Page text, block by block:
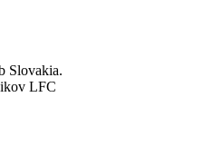
Slovakia.
LFC